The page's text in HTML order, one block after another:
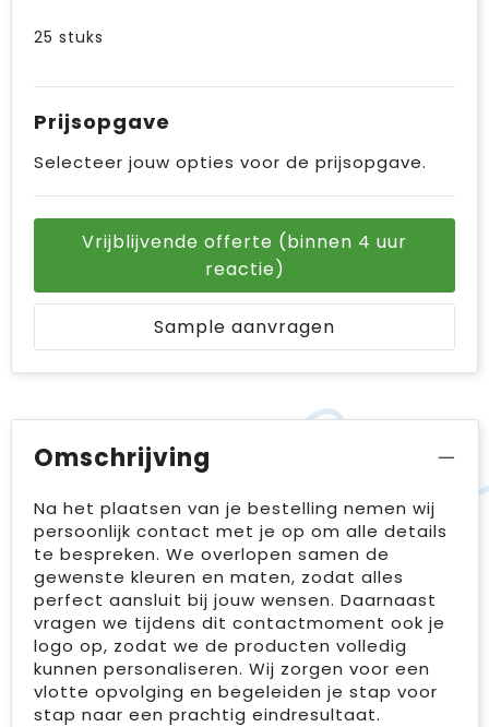
25 stuks
Prijsopgave
Selecteer jouw opties voor de prijsopgave.
Vrijblijvende offerte (binnen 4 uur
reactie)
Sample aanvragen
Omschrijving
Na het plaatsen van je bestelling nemen wij
persoonlijk contact met je op om alle details
te bespreken. We overlopen samen de
gewenste kleuren en maten, zodat alles
perfect aansluit bij jouw wensen. Daarnaast
vragen we tijdens dit contactmoment ook je
logo op, zodat we de producten volledig
kunnen personaliseren. Wij zorgen voor een
vlotte opvolging en begeleiden je stap voor
stap naar een prachtig eindresultaat.